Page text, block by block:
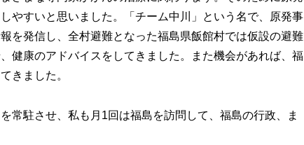
やすいと思いました。「チーム中川」という名で、原発事
を発信し、全村避難となった福島県飯館村では仮設の避難
健康のアドバイスをしてきました。また機会があれば、福
きました。
常駐させ、私も月1回は福島を訪問して、福島の行政、ま